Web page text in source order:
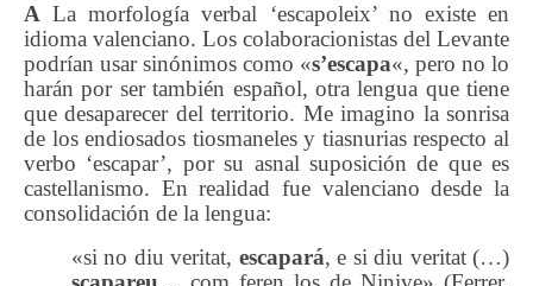
A La morfología verbal ‘escapoleix’ no existe en
idioma valenciano. Los colaboracionistas del Levante
podrían usar sinónimos como «s’escapa«, pero no lo
harán por ser también español, otra lengua que tiene
que desaparecer del territorio. Me imagino la sonrisa
de los endiosados tiosmaneles y tiasnurias respecto al
verbo ‘escapar’, por su asnal suposición de que es
castellanismo. En realidad fue valenciano desde la
consolidación de la lengua:
«si no diu veritat, escapará, e si diu veritat (…)